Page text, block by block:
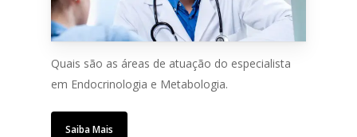
Quais são as áreas de atuação do especialista
em Endocrinologia e Metabologia.
Saiba Mais